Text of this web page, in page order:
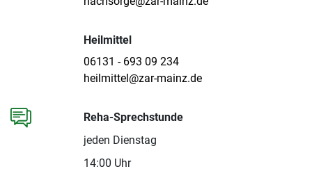
Reha-Sprechstunde
jeden Dienstag
14:00 Uhr
Heilmittel
06131 - 693 09 234
heilmittel@zar-mainz.de